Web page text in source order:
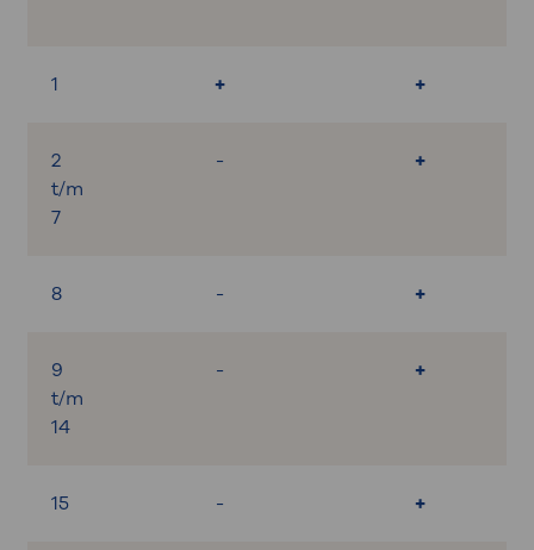
1 + +
2
t/m
7
- +
8 - +
9
t/m
14
- +
15 - +